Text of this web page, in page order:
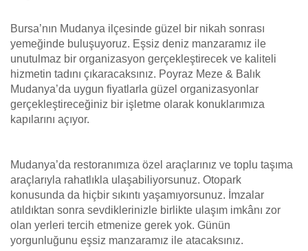
Bursa’nın Mudanya ilçesinde güzel bir nikah sonrası
yemeğinde buluşuyoruz. Eşsiz deniz manzaramız ile
unutulmaz bir organizasyon gerçekleştirecek ve kaliteli
hizmetin tadını çıkaracaksınız. Poyraz Meze & Balık
Mudanya’da uygun fiyatlarla güzel organizasyonlar
gerçekleştireceğiniz bir işletme olarak konuklarımıza
kapılarını açıyor.
Mudanya’da restoranımıza özel araçlarınız ve toplu taşıma
araçlarıyla rahatlıkla ulaşabiliyorsunuz. Otopark
konusunda da hiçbir sıkıntı yaşamıyorsunuz. İmzalar
atıldıktan sonra sevdiklerinizle birlikte ulaşım imkânı zor
olan yerleri tercih etmenize gerek yok. Günün
yorgunluğunu eşsiz manzaramız ile atacaksınız.